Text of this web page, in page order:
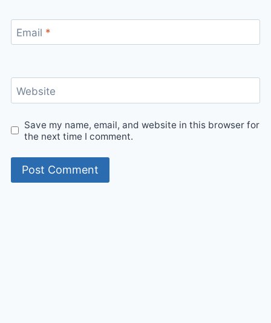
Email *
Website
Save my name, email, and website in this browser for
the next time I comment.